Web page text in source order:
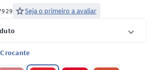
starSeja o primeiro a avaliar